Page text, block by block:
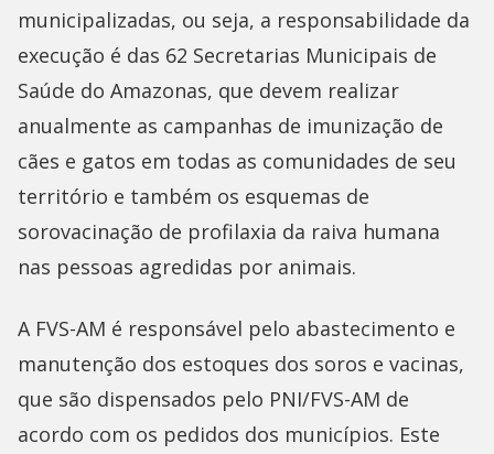
municipalizadas, ou seja, a responsabilidade da
execução é das 62 Secretarias Municipais de
Saúde do Amazonas, que devem realizar
anualmente as campanhas de imunização de
cães e gatos em todas as comunidades de seu
território e também os esquemas de
sorovacinação de profilaxia da raiva humana
nas pessoas agredidas por animais.
A FVS-AM é responsável pelo abastecimento e
manutenção dos estoques dos soros e vacinas,
que são dispensados pelo PNI/FVS-AM de
acordo com os pedidos dos municípios. Este